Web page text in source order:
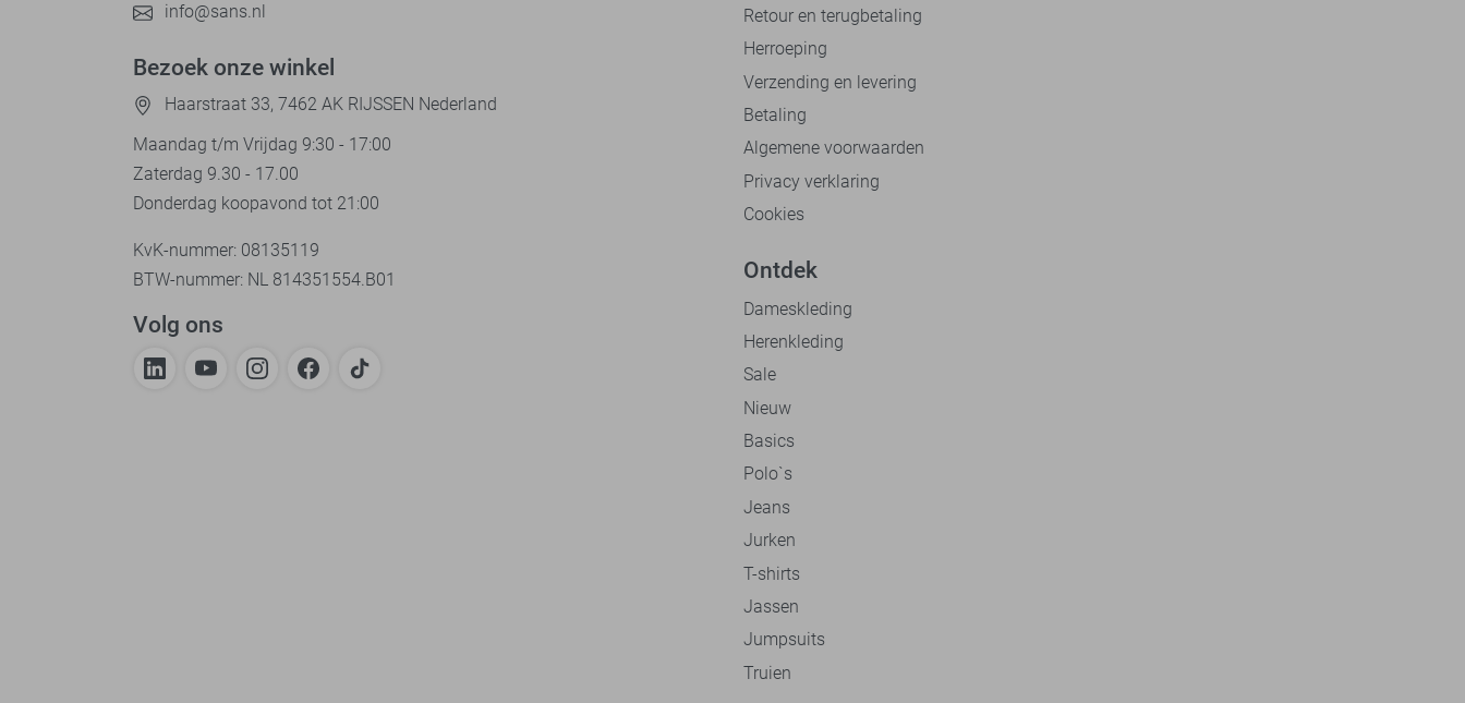
info@sans.nl
Bezoek onze winkel
Haarstraat 33, 7462 AK RIJSSEN Nederland
Maandag t/m Vrijdag 9:30 - 17:00
Zaterdag 9.30 - 17.00
Donderdag koopavond tot 21:00
KvK-nummer: 08135119
BTW-nummer: NL 814351554.B01
Volg ons
Retour en terugbetaling
Herroeping
Verzending en levering
Betaling
Algemene voorwaarden
Privacy verklaring
Cookies
Ontdek
Dameskleding
Herenkleding
Sale
Nieuw
Basics
Polo`s
Jeans
Jurken
T-shirts
Jassen
Jumpsuits
Truien